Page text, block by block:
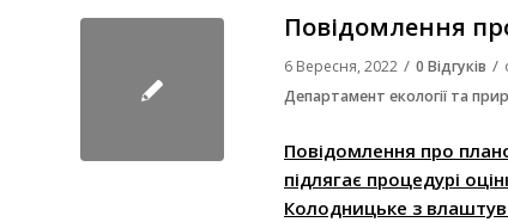
Повідомлення
6 Вересня, 2022 / 0 Відгуків /
Департамент екології та
Повідомлення про
підлягає процедурі
Колодницьке з